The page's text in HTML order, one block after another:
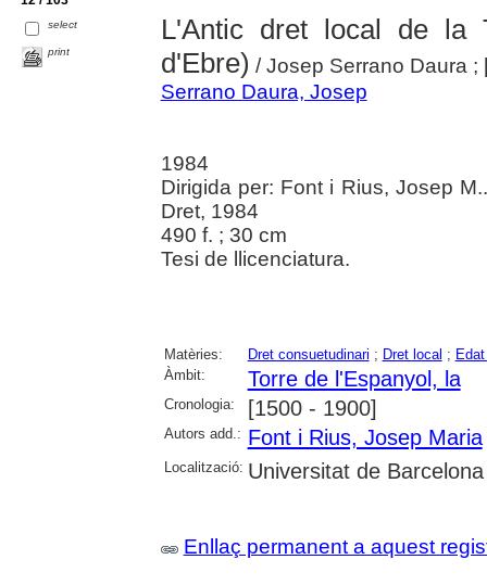
select
print
L'Antic dret local de la
d'Ebre) / Josep Serrano Daura ;
Serrano Daura, Josep
1984
Dirigida per: Font i Rius, Josep
Dret, 1984
490 f. ; 30 cm
Tesi de llicenciatura.
Matèries: Dret consuetudinari ; Dret local ;
Àmbit:
Torre de l'Espanyol, la
Cronologia: [1500 - 1900]
Autors add.: Font i Rius, Josep Maria
Localització: Universitat de Barcelona
Enllaç permanent a aquest